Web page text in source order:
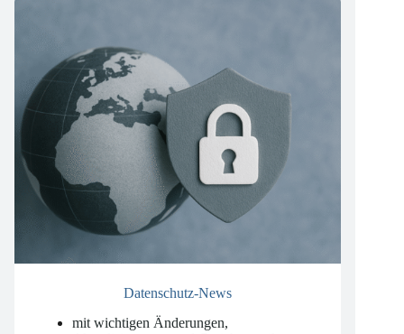
Datenschutz-News